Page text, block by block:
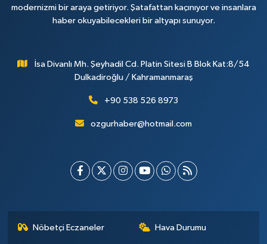
modernizmi bir araya getiriyor. Şatafattan kaçınıyor ve insanlara
haber okuyabilecekleri bir altyapı sunuyor.
İsa Divanlı Mh. Şeyhadil Cd. Platin Sitesi B Blok Kat:8/54
Dulkadiroğlu / Kahramanmaraş
+90 538 526 8973
ozgurhaber@hotmail.com
Nöbetçi Eczaneler Hava Durumu